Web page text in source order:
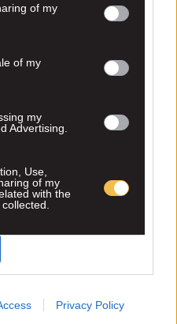
of my
of my
my
Advertising.
Use,
of my
with the
Privacy Policy